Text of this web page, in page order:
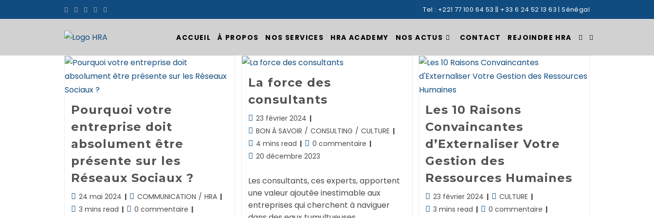
to
Tel : +221 77 100 64 53 || +33 6 24 52 13 63 | Sénégal
ACCUEIL À PROPOS NOS SERVICES HRA ACADEMY NOS ACTUS CONTACT REJOINDRE HRA TOGGLE
WEBSITE
Pourquoi votre
entreprise doit
absolument être
présente sur les
Réseaux Sociaux ?
Dernière
modification
24 mai 2024
Post
category:
COMMUNICATION / HRA
Temps
3 mins read
Commentaires
0 commentaire
La force des
consultants
Dernière
modification
de
la
publication :
23 février 2024
Post
category:
BON À SAVOIR / CONSULTING / CULTURE
Temps
de
4 mins read
Commentaires
de
0 commentaire
Publication
20 décembre 2023
Les consultants, ces experts, apportent
une valeur ajoutée inestimable aux
entreprises qui cherchent à naviguer
Les 10 Raisons
Convaincantes
d’Externaliser Votre
Gestion des
Ressources Humaines
Dernière
modification
23 février 2024
Post
category:
CULTURE
Temps
3 mins read
Commentaires
0 commentaire